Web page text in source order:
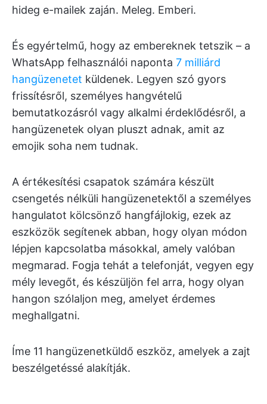
hideg e-mailek zaján. Meleg. Emberi.
És egyértelmű, hogy az embereknek tetszik – a
WhatsApp felhasználói naponta 7 milliárd
hangüzenetet küldenek. Legyen szó gyors
frissítésről, személyes hangvételű
bemutatkozásról vagy alkalmi érdeklődésről, a
hangüzenetek olyan pluszt adnak, amit az
emojik soha nem tudnak.
A értékesítési csapatok számára készült
csengetés nélküli hangüzenetektől a személyes
hangulatot kölcsönző hangfájlokig, ezek az
eszközök segítenek abban, hogy olyan módon
lépjen kapcsolatba másokkal, amely valóban
megmarad. Fogja tehát a telefonját, vegyen egy
mély levegőt, és készüljön fel arra, hogy olyan
hangon szólaljon meg, amelyet érdemes
meghallgatni.
Íme 11 hangüzenetküldő eszköz, amelyek a zajt
beszélgetéssé alakítják.